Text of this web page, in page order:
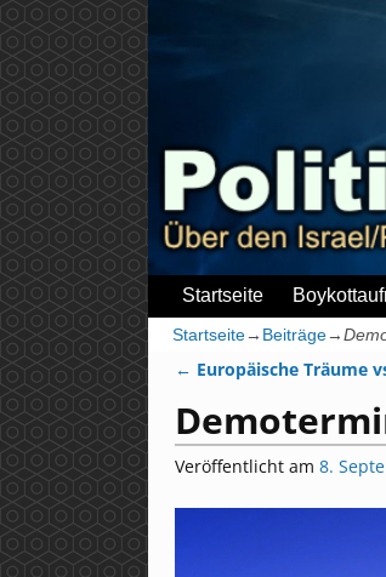
Startseite
Startseite→ Beiträge→
← Europäische Träume
Veröffentlicht am 8.